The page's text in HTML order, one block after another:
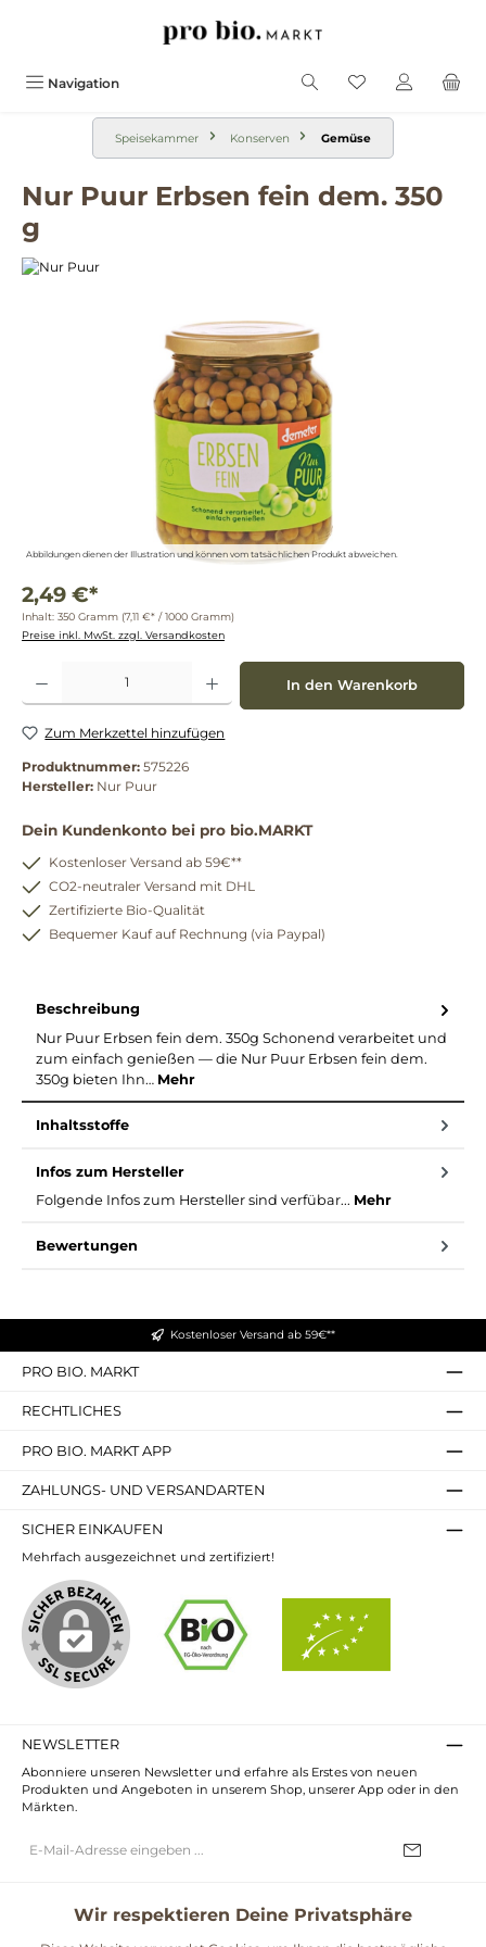
Navigation
Speisekammer Konserven Gemüse
Nur Puur Erbsen fein dem. 350
g
Bildergalerie überspringen
Abbildungen dienen der Illustration und können vom tatsächlichen Produkt abweichen.
2,49 €*
Inhalt: 350 Gramm (7,11 €* / 1000 Gramm)
Preise inkl. MwSt. zzgl. Versandkosten
Produkt Anzahl: Gib den gewünschten Wert ein oder benutze die Schaltflächen um
In den Warenkorb
Zum Merkzettel hinzufügen
Produktnummer: 575226
Hersteller: Nur Puur
Dein Kundenkonto bei pro bio.MARKT
Kostenloser Versand ab 59€**
CO2-neutraler Versand mit DHL
Zertifizierte Bio-Qualität
Bequemer Kauf auf Rechnung (via Paypal)
Beschreibung
Nur Puur Erbsen fein dem. 350g Schonend verarbeitet und
zum einfach genießen — die Nur Puur Erbsen fein dem.
350g bieten Ihn… Mehr
Inhaltsstoffe
Infos zum Hersteller
Folgende Infos zum Hersteller sind verfübar... Mehr
Bewertungen
Kostenloser Versand ab 59€**
PRO BIO. MARKT
RECHTLICHES
PRO BIO. MARKT APP
ZAHLUNGS- UND VERSANDARTEN
SICHER EINKAUFEN
Mehrfach ausgezeichnet und zertifiziert!
NEWSLETTER
Abonniere unseren Newsletter und erfahre als Erstes von neuen
Produkten und Angeboten in unserem Shop, unserer App oder in den
Märkten.
Mail-
Wir respektieren Deine Privatsphäre